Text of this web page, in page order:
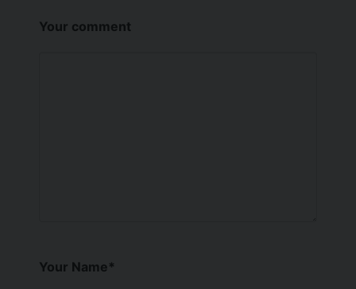
Your comment
Your Name*